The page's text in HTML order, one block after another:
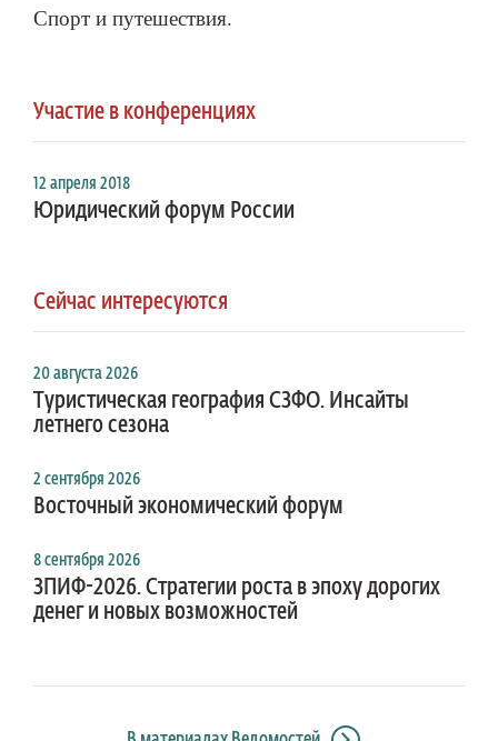
Спорт и путешествия.
Участие в конференциях
12 апреля 2018
Юридический форум России
Сейчас интересуются
20 августа 2026
Туристическая география СЗФО. Инсайты
летнего сезона
2 сентября 2026
Восточный экономический форум
8 сентября 2026
ЗПИФ-2026. Стратегии роста в эпоху дорогих
денег и новых возможностей